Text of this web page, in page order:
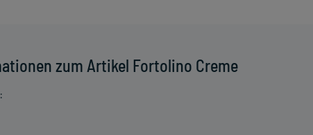
zum Artikel Fortolino Creme